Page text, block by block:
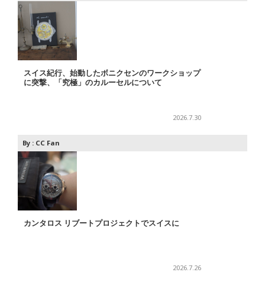
スイス紀行、始動したボニクセンのワークショップ
に突撃、「究極」のカルーセルについて
2026.7.30
By : CC Fan
カンタロス リブートプロジェクトでスイスに
2026.7.26